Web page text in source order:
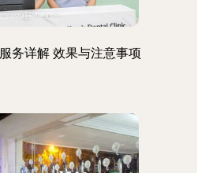
务详解 效果与注意事项